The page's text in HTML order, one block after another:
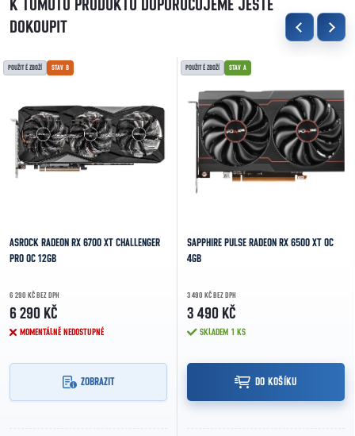
K TOMUTO PRODUKTU DOPORUČUJEME JEŠTĚ
DOKOUPIT
POUŽITÉ ZBOŽÍ STAV B
ASROCK RADEON RX 6700 XT CHALLENGER
PRO OC 12GB
6 290 KČ BEZ DPH
6 290 KČ
MOMENTÁLNĚ NEDOSTUPNÉ
ZOBRAZIT
POUŽITÉ ZBOŽÍ STAV A
SAPPHIRE PULSE RADEON RX 6500 XT OC
4GB
3 490 KČ BEZ DPH
3 490 KČ
SKLADEM 1 KS
DO KOŠÍKU